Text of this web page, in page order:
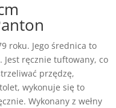
roku. Jego średnica to
Jest ręcznie tuftowany, co
przędzę,
wykonuje się to
Wykonany z wełny